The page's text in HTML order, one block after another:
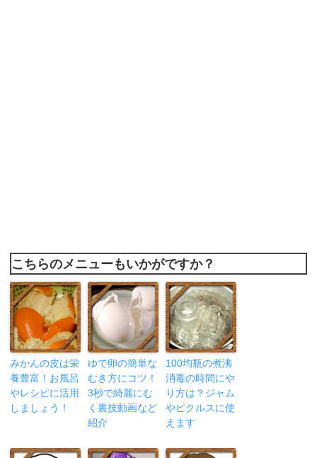
こちらのメニューもいかがですか？
みかんの皮は栄
養豊富！お風呂
やレシピに活用
しましょう！
ゆで卵の簡単な
むき方にコツ！
3秒で綺麗にむ
く裏技動画など
紹介
100均瓶の煮沸
消毒の時間にや
り方は？ジャム
やピクルスに使
えます